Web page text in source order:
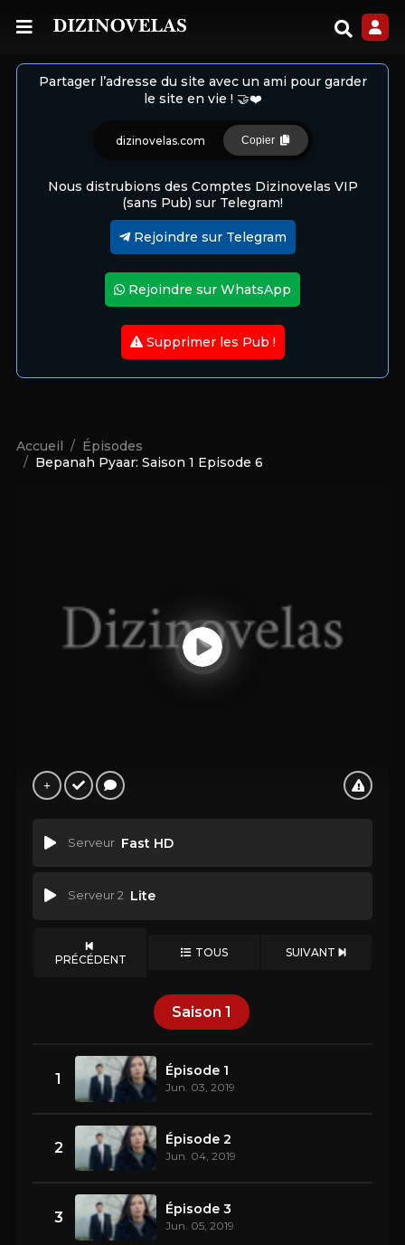
Partager l’adresse du site avec un ami pour garder
le site en vie ! 🤝❤️
dizinovelas.com Copier
Nous distrubions des Comptes Dizinovelas VIP
(sans Pub) sur Telegram!
Rejoindre sur Telegram
Rejoindre sur WhatsApp
Supprimer les Pub !
Accueil
Épisodes
Bepanah Pyaar: Saison 1 Episode 6
Serveur Fast HD
Serveur 2 Lite
PRÉCÉDENT TOUS SUIVANT
Saison 1
1 Épisode 1
Jun. 03, 2019
2 Épisode 2
Jun. 04, 2019
3 Épisode 3
Jun. 05, 2019